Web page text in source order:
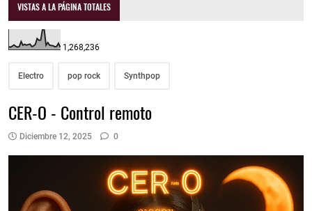
VISTAS A LA PÁGINA TOTALES
1,268,236
Electro pop rock Synthpop
CER-O - Control remoto
Diciembre 12, 2025 0